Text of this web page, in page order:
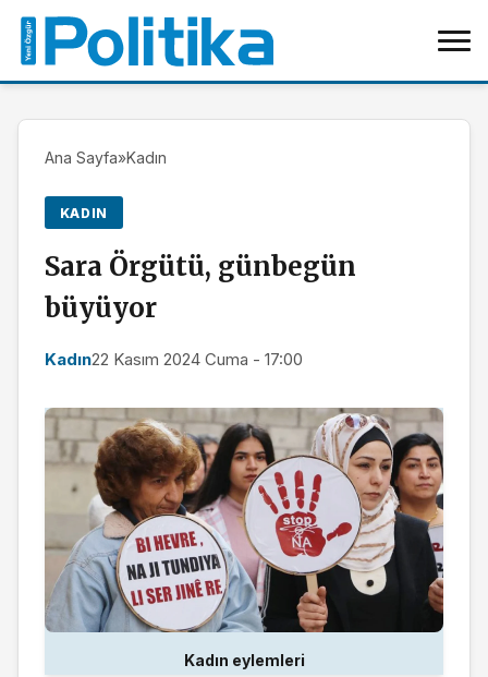
Ana Sayfa»Kadın
KADIN
Sara Örgütü, günbegün
büyüyor
Kadın22 Kasım 2024 Cuma - 17:00
Kadın eylemleri